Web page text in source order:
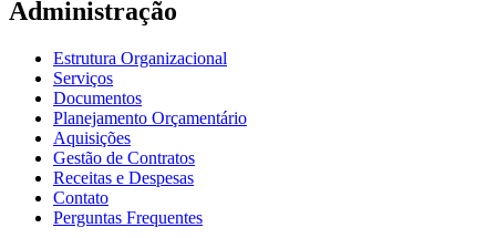
Administração
Estrutura Organizacional
Serviços
Documentos
Planejamento Orçamentário
Aquisições
Gestão de Contratos
Receitas e Despesas
Contato
Perguntas Frequentes